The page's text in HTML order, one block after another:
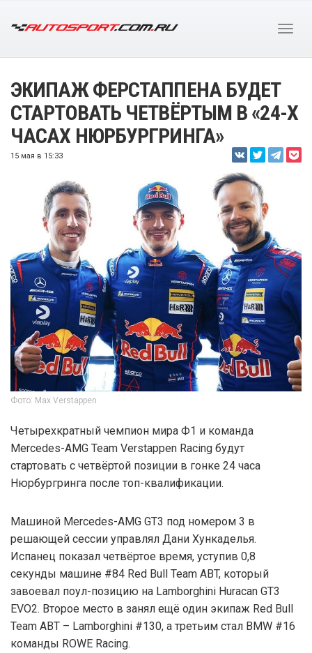
ЭКИПАЖ ФЕРСТАППЕНА БУДЕТ
СТАРТОВАТЬ ЧЕТВЁРТЫМ В «24-Х
ЧАСАХ НЮРБУРГРИНГА»
15 мая в 15:33
Фото: Max Verstappen
Четырехкратный чемпион мира Ф1 и команда
Mercedes-AMG Team Verstappen Racing будут
стартовать с четвёртой позиции в гонке 24 часа
Нюрбургринга после топ-квалификации.
Машиной Mercedes-AMG GT3 под номером 3 в
решающей сессии управлял Дани Хункаделья.
Испанец показал четвёртое время, уступив 0,8
секунды машине #84 Red Bull Team ABT, который
завоевал поул-позицию на Lamborghini Huracan GT3
EVO2. Второе место в занял ещё один экипаж Red Bull
Team ABT – Lamborghini #130, а третьим стал BMW #16
команды ROWE Racing.